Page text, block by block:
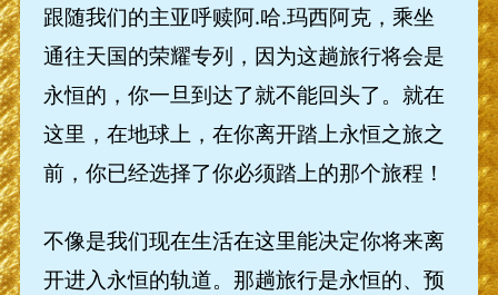
跟随我们的主亚呼赎阿.哈.玛西阿克，乘坐
通往天国的荣耀专列，因为这趟旅行将会是
永恒的，你一旦到达了就不能回头了。就在
这里，在地球上，在你离开踏上永恒之旅之
前，你已经选择了你必须踏上的那个旅程！
不像是我们现在生活在这里能决定你将来离
开进入永恒的轨道。那趟旅行是永恒的、预